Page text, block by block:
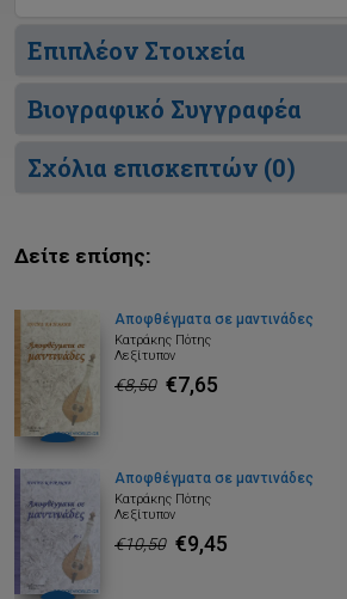
Επιπλέον Στοιχεία
Βιογραφικό Συγγραφέα
Σχόλια επισκεπτών (0)
Δείτε επίσης:
Αποφθέγματα σε μαντινάδες
Κατράκης Πότης
Λεξίτυπον
€8,50 €7,65
Αποφθέγματα σε μαντινάδες
Κατράκης Πότης
Λεξίτυπον
€10,50 €9,45